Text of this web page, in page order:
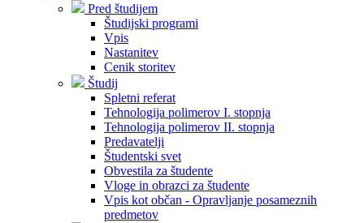
Pred študijem
Študijski programi
Vpis
Nastanitev
Cenik storitev
Študij
Spletni referat
Tehnologija polimerov I. stopnja
Tehnologija polimerov II. stopnja
Predavatelji
Študentski svet
Obvestila za študente
Vloge in obrazci za študente
Vpis kot občan - Opravljanje posameznih
predmetov